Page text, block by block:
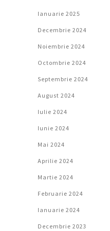
Ianuarie 2025
Decembrie 2024
Noiembrie 2024
Octombrie 2024
Septembrie 2024
August 2024
Iulie 2024
Iunie 2024
Mai 2024
Aprilie 2024
Martie 2024
Februarie 2024
Ianuarie 2024
Decembrie 2023